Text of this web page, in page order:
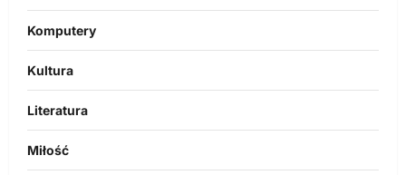
Komputery
Kultura
Literatura
Miłość